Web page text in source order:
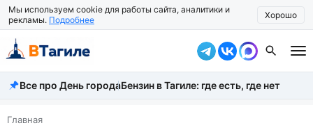
Мы используем cookie для работы сайта, аналитики и
рекламы. Подробнее Хорошо
Все новости
Происшествия
Все про День городаБензин в Тагиле: где есть, где нет
Главная